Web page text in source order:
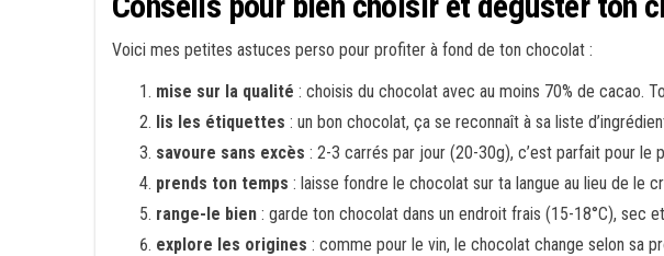
Voici mes petites astuces perso pour profiter à fond de ton chocolat :
mise sur la qualité : choisis du chocolat avec au moins 70% de cacao.
lis les étiquettes : un bon chocolat, ça se reconnaît à sa liste
savoure sans excès : 2-3 carrés par jour (20-30g), c’est parfait pour le
prends ton temps : laisse fondre le chocolat sur ta langue au lieu de le
range-le bien : garde ton chocolat dans un endroit frais (15-18°C), sec
explore les origines : comme pour le vin, le chocolat change selon sa